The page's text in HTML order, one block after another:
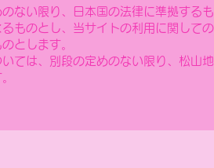
ない限り、日本国の法律に準拠する
ものとし、当サイトの利用に関して
とします。
ては、別段の定めのない限り、松山